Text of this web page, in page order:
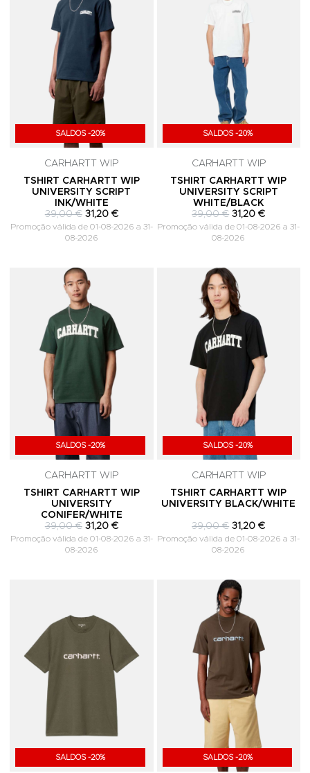
SALDOS -20%
CARHARTT WIP
TSHIRT CARHARTT WIP
UNIVERSITY SCRIPT
INK/WHITE
39,00 € 31,20 €
Promoção válida de 01-08-2026 a 31-
08-2026
SALDOS -20%
CARHARTT WIP
TSHIRT CARHARTT WIP
UNIVERSITY SCRIPT
WHITE/BLACK
39,00 € 31,20 €
Promoção válida de 01-08-2026 a 31-
08-2026
SALDOS -20%
Adicionar aos Favoritos
CARHARTT WIP
TSHIRT CARHARTT WIP
UNIVERSITY
CONIFER/WHITE
39,00 € 31,20 €
Promoção válida de 01-08-2026 a 31-
08-2026
SALDOS -20%
CARHARTT WIP
TSHIRT CARHARTT WIP
UNIVERSITY BLACK/WHITE
39,00 € 31,20 €
Promoção válida de 01-08-2026 a 31-
08-2026
SALDOS -20%
Adicionar aos Favoritos
SALDOS -20%